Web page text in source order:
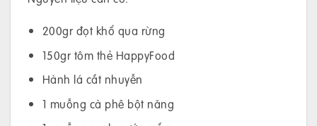
200gr đọt khổ qua rừng
150gr tôm thẻ HappyFood
Hành lá cắt nhuyễn
1 muỗng cà phê bột năng